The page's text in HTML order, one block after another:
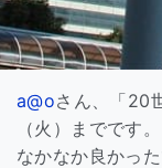
a@oさん、「20
（火）までです。
なかなか良かった